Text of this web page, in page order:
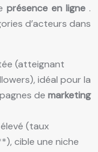
présence en ligne .
d’acteurs dans
(atteignant
idéal pour la
de marketing
(taux
cible une niche